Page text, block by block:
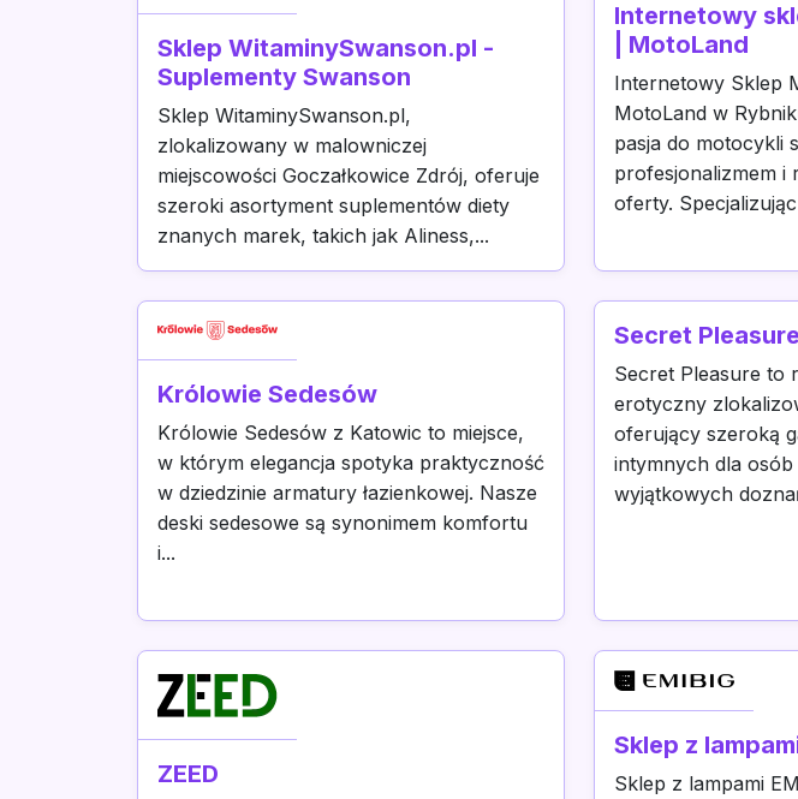
Sklep WitaminySwanson.pl -
Suplementy Swanson
Sklep WitaminySwanson.pl,
zlokalizowany w malowniczej
miejscowości Goczałkowice Zdrój, oferuje
szeroki asortyment suplementów diety
znanych marek, takich jak Aliness,...
Internetowy
| MotoLand
Internetowy Sklep
MotoLand w
pasja do motocykli
profesjonalizmem i
oferty. Specjalizując
Królowie Sedesów
Królowie Sedesów z Katowic to miejsce,
w którym elegancja spotyka praktyczność
w dziedzinie armatury łazienkowej. Nasze
deski sedesowe są synonimem komfortu
i...
Secret Pleasure
Secret Pleasure to
erotyczny
oferujący szeroką
intymnych dla
wyjątkowych
ZEED
Sklep z
Sklep z lampami